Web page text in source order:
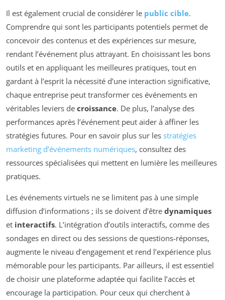
Il est également crucial de considérer le public cible.
Comprendre qui sont les participants potentiels permet de
concevoir des contenus et des expériences sur mesure,
rendant l’événement plus attrayant. En choisissant les bons
outils et en appliquant les meilleures pratiques, tout en
gardant à l’esprit la nécessité d’une interaction significative,
chaque entreprise peut transformer ces événements en
véritables leviers de croissance. De plus, l’analyse des
performances après l’événement peut aider à affiner les
stratégies futures. Pour en savoir plus sur les stratégies
marketing d’événements numériques, consultez des
ressources spécialisées qui mettent en lumière les meilleures
pratiques.
Les événements virtuels ne se limitent pas à une simple
diffusion d’informations ; ils se doivent d’être dynamiques
et interactifs. L’intégration d’outils interactifs, comme des
sondages en direct ou des sessions de questions-réponses,
augmente le niveau d’engagement et rend l’expérience plus
mémorable pour les participants. Par ailleurs, il est essentiel
de choisir une plateforme adaptée qui facilite l’accès et
encourage la participation. Pour ceux qui cherchent à